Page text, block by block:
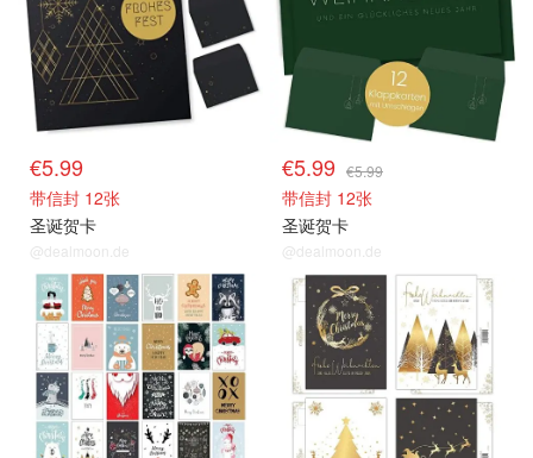
€5.99
带信封 12张
圣诞贺卡
@dealmoon.de
€5.99 €5.99
带信封 12张
圣诞贺卡
@dealmoon.de